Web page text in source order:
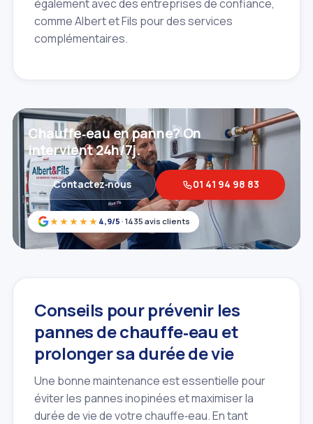
également avec des entreprises de confiance,
comme Albert et Fils pour des services
complémentaires.
★★★★★ 4,9/5 · 1435 avis clients
Chauffe‑eau en panne? On
intervient 24h/7j.
Contactez‑nous 01 41 94 98 83
Conseils pour prévenir les
pannes de chauffe‑eau et
prolonger sa durée de vie
Une bonne maintenance est essentielle pour
éviter les pannes inopinées et maximiser la
durée de vie de votre chauffe‑eau. En tant